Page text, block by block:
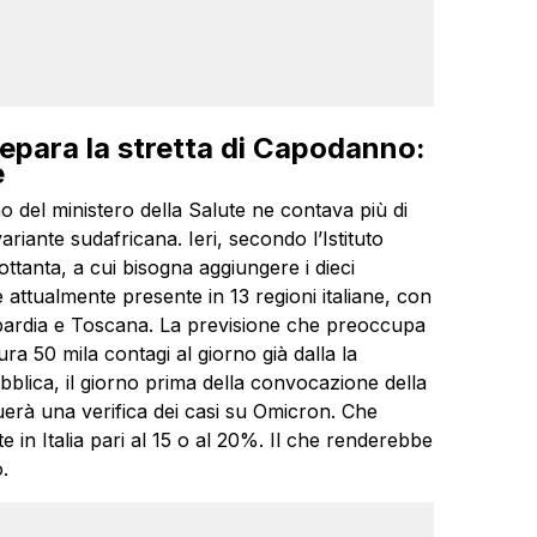
la stretta di Capodanno:
del ministero della Salute ne contava più di
sudafricana. Ieri, secondo l’Istituto
a cui bisogna aggiungere i dieci
presente in 13 regioni italiane, con
e Toscana. La previsione che preoccupa
50 mila contagi al giorno già dalla la
il giorno prima della convocazione della
una verifica dei casi su Omicron. Che
in Italia pari al 15 o al 20%. Il che renderebbe